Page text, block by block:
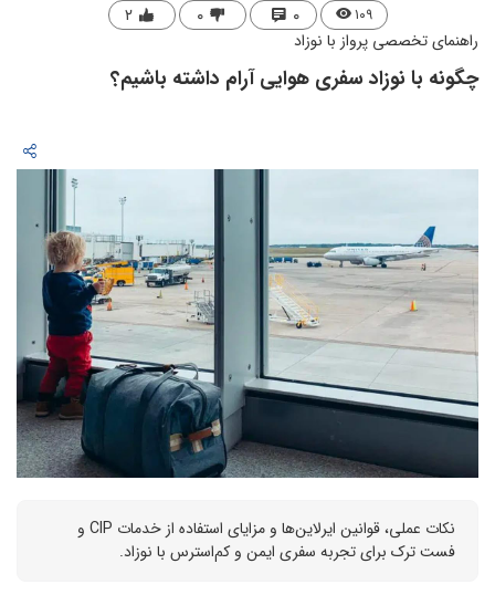
۱۰۹ ۰ ۰ ۲
راهنمای تخصصی پرواز با نوزاد
چگونه با نوزاد سفری هوایی آرام داشته باشیم؟
نکات عملی، قوانین ایرلاین‌ها و مزایای استفاده از خدمات CIP و
فست ترک برای تجربه سفری ایمن و کم‌استرس با نوزاد.